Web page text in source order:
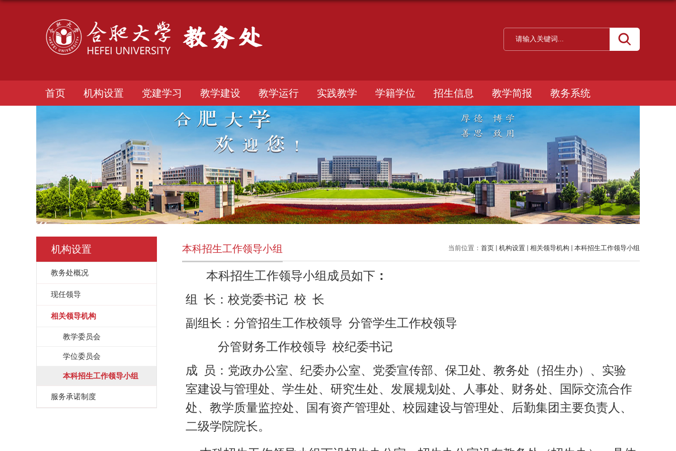
首页 机构设置 党建学习 教学建设 教学运行 实践教学 学籍学位 招生信息 教学简报 教务系统
机构设置
教务处概况
现任领导
相关领导机构
教学委员会
学位委员会
本科招生工作领导小组
服务承诺制度
当前位置： 首页 机构设置 相关领导机构 本科招生工作领导小组
本科招生工作领导小组
本科招生工作领导小组成员如下 ：
组
长 ：校党委书记 校 长
副组长 ：分管招生工作校领导 分管学生工作校领导
分管财务工作校领导 校纪委书记
成
员 ： 党政办公室、纪委办公室、党委宣传部、保卫处、教务处（招生办）、实验
室建设与管理处、学生处、研究生处、发展规划处、人事处、财务处、国际交流合作
处、教学质量监控处、国有资产管理处、校园建设与管理处、后勤集团主要负责人、
二级学院院长。